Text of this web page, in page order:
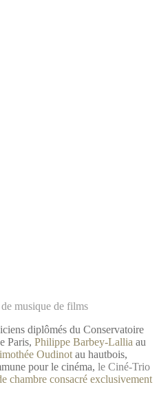
musique de films
diplômés du Conservatoire
Paris, Philippe Barbey-Lallia au
Oudinot au hautbois,
pour le cinéma, le Ciné-Trio
chambre consacré exclusivement